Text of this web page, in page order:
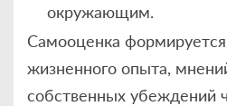
окружающим.
Самооценка
жизненного опыта,
собственных убеждений